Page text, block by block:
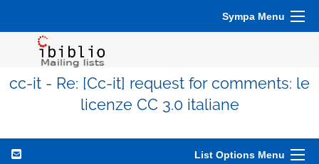
Sympa Menu
cc-it - Re: [Cc-it] request for comments: le
licenze CC 3.0 italiane
List Options Menu